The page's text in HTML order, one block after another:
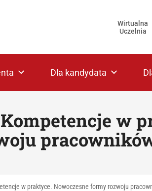
Wirtualna
Uczelnia
Dla kandydata
w
w praktyce. Nowoczesne formy rozwoju